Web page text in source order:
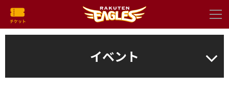
イベント